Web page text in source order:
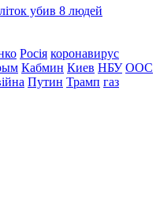
убив 8 людей
Росія коронавирус
Кабмин Киев НБУ ООС
Путин Трамп газ